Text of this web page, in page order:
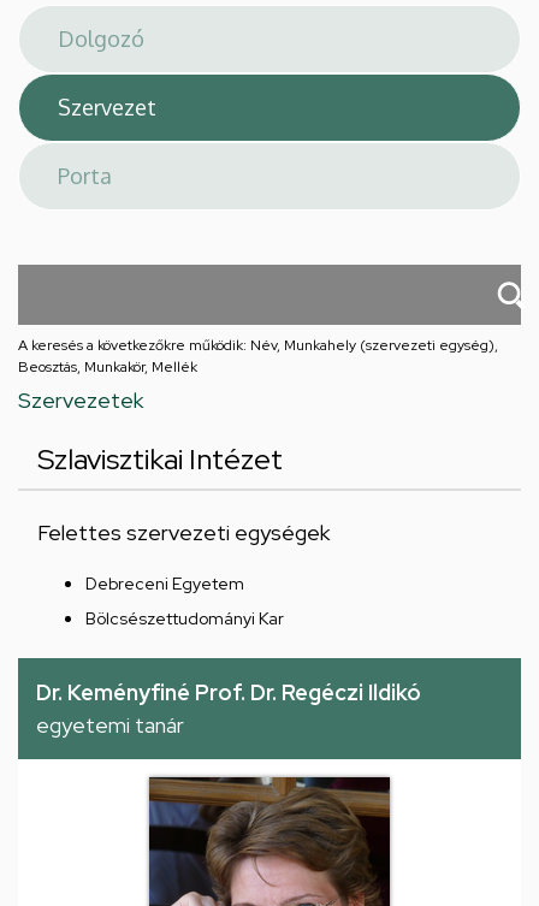
hely
A keresés a következőkre működik: Név, Munkahely (szervezeti egység),
Beosztás, Munkakör, Mellék
Szervezetek
Szlavisztikai Intézet
Felettes szervezeti egységek
Debreceni Egyetem
Bölcsészettudományi Kar
Dr. Keményfiné Prof. Dr. Regéczi Ildikó
egyetemi tanár